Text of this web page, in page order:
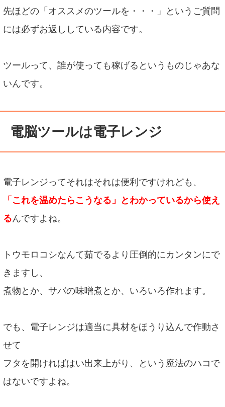
先ほどの「オススメのツールを・・・」というご質問
には必ずお返ししている内容です。
ツールって、誰が使っても稼げるというものじゃあな
いんです。
電脳ツールは電子レンジ
電子レンジってそれはそれは便利ですけれども、
「これを温めたらこうなる」とわかっているから使え
るんですよね。
トウモロコシなんて茹でるより圧倒的にカンタンにで
きますし、
煮物とか、サバの味噌煮とか、いろいろ作れます。
でも、電子レンジは適当に具材をほうり込んで作動さ
せて
フタを開ければはい出来上がり、という魔法のハコで
はないですよね。